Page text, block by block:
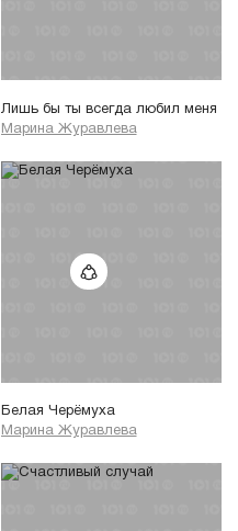
Лишь бы ты всегда любил меня
Марина Журавлева
Белая Черёмуха
Марина Журавлева